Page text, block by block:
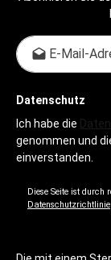
Datenschutz
Ich habe die
genommen und
einverstanden.
Diese Seite ist durch
Datenschutzrichtlinie